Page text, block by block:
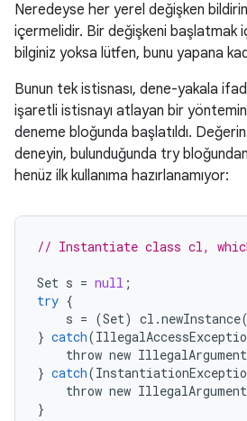
Neredeyse her yerel değişken
içermelidir. Bir değişkeni başlatmak
bilginiz yoksa lütfen, bunu yapana
Bunun tek istisnası, dene-yakala
işaretli istisnayı atlayan bir
deneme bloğunda başlatıldı.
deneyin, bulunduğunda try
henüz ilk kullanıma hazırlanamıyor:
// Instantiate class cl,
Set s = null ;
try {
s = (Set) cl .newInstance
} catch(
throw new
} catch(
throw new
}